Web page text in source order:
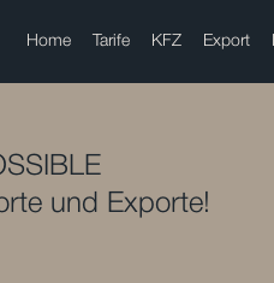
Home Tarife KFZ Export
und Exporte!